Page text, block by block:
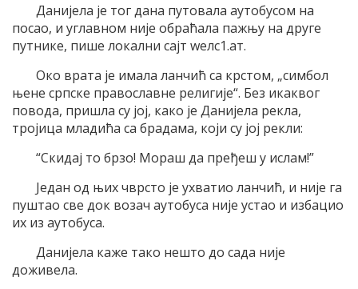
Данијела је тог дана путовала аутобусом на
посао, и углавном није обраћала пажњу на друге
путнике, пише локални сајт wелс1.ат.
Око врата је имала ланчић са крстом, „симбол
њене српске православне религије“. Без икаквог
повода, пришла су јој, како је Данијела рекла,
тројица младића са брадама, који су јој рекли:
“Скидај то брзо! Мораш да пређеш у ислам!”
Један од њих чврсто је ухватио ланчић, и није га
пуштао све док возач аутобуса није устао и избацио
их из аутобуса.
Данијела каже тако нешто до сада није
доживела.